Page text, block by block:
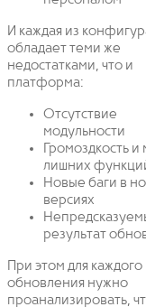
И каждая из
обладает теми же
недостатками, что и
платформа:
Отсутствие
модульности
Громоздкость и
лишних
Новые баги в
версиях
результат
При этом для каждого
обновления нужно
проанализировать,